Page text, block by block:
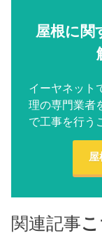
屋根に関
イーヤネット
理の専門業者
で工事を行う
屋
関連記事